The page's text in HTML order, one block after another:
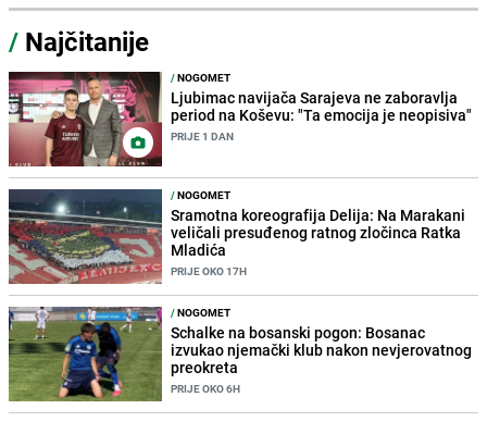
/ Najčitanije
/NOGOMET
Ljubimac navijača Sarajeva ne zaboravlja
period na Koševu: "Ta emocija je neopisiva"
PRIJE 1 DAN
/NOGOMET
Sramotna koreografija Delija: Na Marakani
veličali presuđenog ratnog zločinca Ratka
Mladića
PRIJE OKO 17H
/NOGOMET
Schalke na bosanski pogon: Bosanac
izvukao njemački klub nakon nevjerovatnog
preokreta
PRIJE OKO 6H